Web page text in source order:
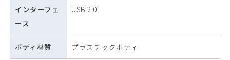
インターフェ
ース
USB 2.0
ボディ材質 プラスチックボディ